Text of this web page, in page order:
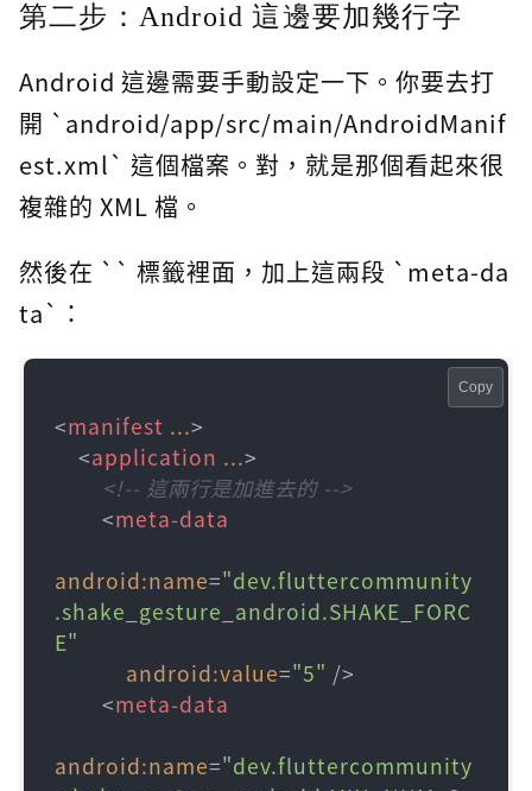
第二步：Android 這邊要加幾行字
Android 這邊需要手動設定一下。你要去打
開 `android/app/src/main/AndroidManif
est.xml` 這個檔案。對，就是那個看起來很
複雜的 XML 檔。
然後在 ` ` 標籤裡面，加上這兩段 `meta-da
ta`：
<manifest ...>
<application ...>
<!-- 這兩行是加進去的 -->
<meta-data
android:name="dev.fluttercommunity
.shake_gesture_android.SHAKE_FORC
E"
android:value="5" />
<meta-data
android:name="dev.fluttercommunity
Copy